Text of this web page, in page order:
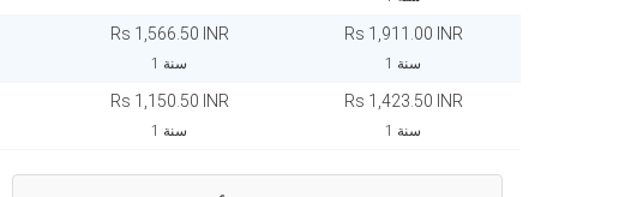
Rs 1,566.50 INR
1 سنة
Rs 1,911.00 INR
1 سنة
Rs 1,150.50 INR
1 سنة
Rs 1,423.50 INR
1 سنة